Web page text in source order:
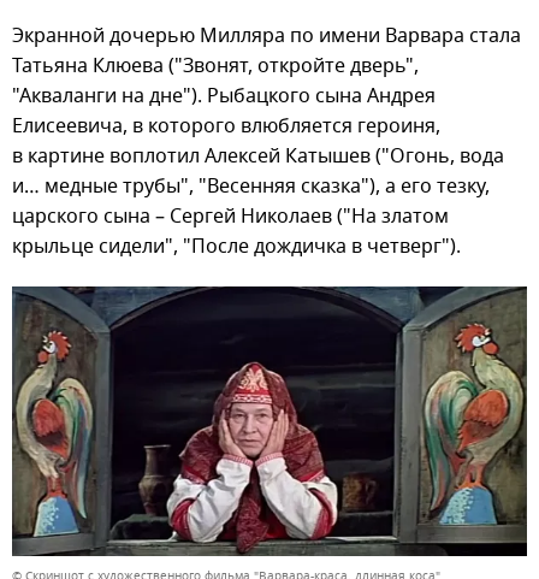
Экранной дочерью Милляра по имени Варвара стала
Татьяна Клюева ("Звонят, откройте дверь",
"Акваланги на дне"). Рыбацкого сына Андрея
Елисеевича, в которого влюбляется героиня,
в картине воплотил Алексей Катышев ("Огонь, вода
и… медные трубы", "Весенняя сказка"), а его тезку,
царского сына – Сергей Николаев ("На златом
крыльце сидели", "После дождичка в четверг").